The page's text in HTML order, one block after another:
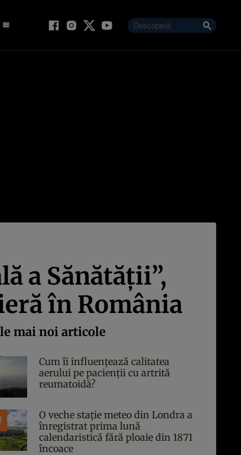
a Sănătăţii”,
în România
mai noi articole
Cum îi influențează calitatea
aerului pe pacienții cu artrită
reumatoidă?
O veche stație meteo din Londra a
înregistrat prima lună
calendaristică fără ploaie din 1871
încoace